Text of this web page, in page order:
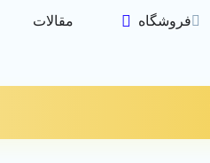
فروشگاه مقالات